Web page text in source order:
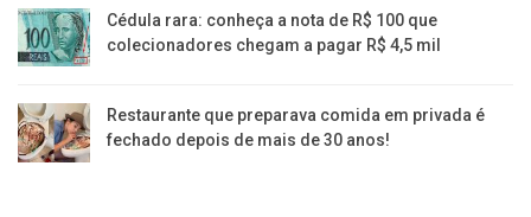
Cédula rara: conheça a nota de R$ 100 que
colecionadores chegam a pagar R$ 4,5 mil
Restaurante que preparava comida em privada é
fechado depois de mais de 30 anos!